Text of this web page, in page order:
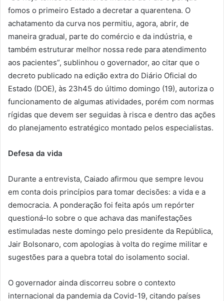
fomos o primeiro Estado a decretar a quarentena. O
achatamento da curva nos permitiu, agora, abrir, de
maneira gradual, parte do comércio e da indústria, e
também estruturar melhor nossa rede para atendimento
aos pacientes”, sublinhou o governador, ao citar que o
decreto publicado na edição extra do Diário Oficial do
Estado (DOE), às 23h45 do último domingo (19), autoriza o
funcionamento de algumas atividades, porém com normas
rígidas que devem ser seguidas à risca e dentro das ações
do planejamento estratégico montado pelos especialistas.
Defesa da vida
Durante a entrevista, Caiado afirmou que sempre levou
em conta dois princípios para tomar decisões: a vida e a
democracia. A ponderação foi feita após um repórter
questioná-lo sobre o que achava das manifestações
estimuladas neste domingo pelo presidente da República,
Jair Bolsonaro, com apologias à volta do regime militar e
sugestões para a quebra total do isolamento social.
O governador ainda discorreu sobre o contexto
internacional da pandemia da Covid-19, citando países